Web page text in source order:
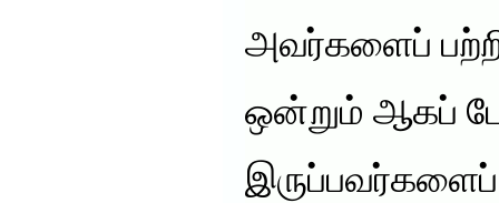
அவர்களைப்
ஒன்றும் ஆகப்